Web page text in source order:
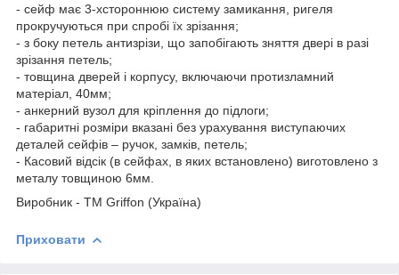
- сейф має 3-хстороннюю систему замикання, ригеля
прокручуються при спробі їх зрізання;
- з боку петель антизрізи, що запобігають зняття двері в разі
зрізання петель;
- товщина дверей і корпусу, включаючи протизламний
матеріал, 40мм;
- анкерний вузол для кріплення до підлоги;
- габаритні розміри вказані без урахування виступаючих
деталей сейфів – ручок, замків, петель;
- Касовий відсік (в сейфах, в яких встановлено) виготовлено з
металу товщиною 6мм.
Виробник - ТМ Griffon (Україна)
Приховати